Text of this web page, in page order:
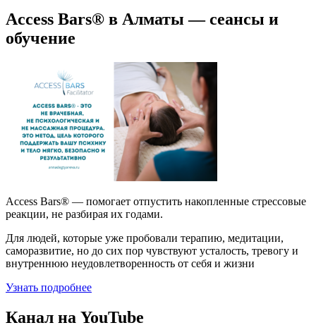
Access Bars® в Алматы — сеансы и
обучение
Access Bars® — помогает отпустить накопленные стрессовые
реакции, не разбирая их годами.
Для людей, которые уже пробовали терапию, медитации,
саморазвитие, но до сих пор чувствуют усталость, тревогу и
внутреннюю неудовлетворенность от себя и жизни
Узнать подробнее
Канал на YouTube